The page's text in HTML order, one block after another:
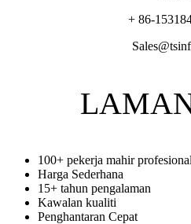
+ 86-
100+ pekerja mahir
Harga Sederhana
15+ tahun pengalaman
Kawalan kualiti
Penghantaran Cepat